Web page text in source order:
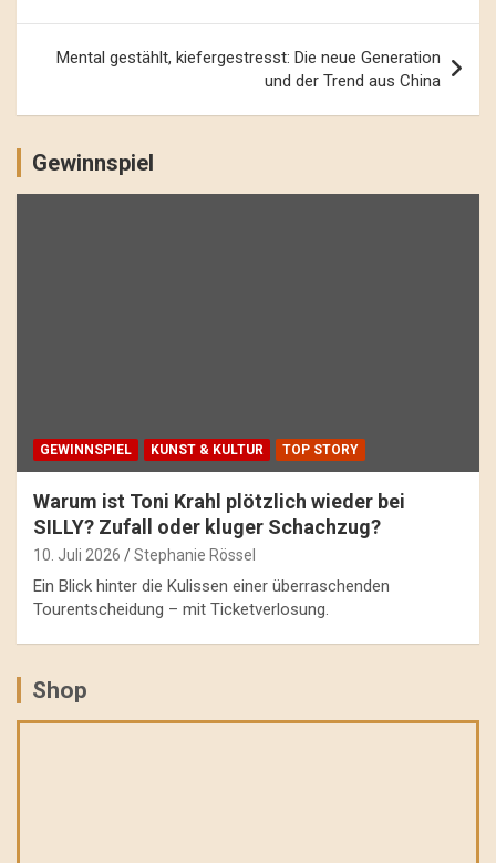
Mental gestählt, kiefergestresst: Die neue Generation
und der Trend aus China
Gewinnspiel
GEWINNSPIEL KUNST & KULTUR TOP STORY
Warum ist Toni Krahl plötzlich wieder bei
SILLY? Zufall oder kluger Schachzug?
10. Juli 2026 Stephanie Rössel
Ein Blick hinter die Kulissen einer überraschenden
Tourentscheidung – mit Ticketverlosung.
Shop